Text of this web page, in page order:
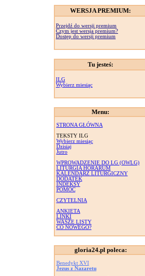
WERSJA PREMIUM:
Przejdź do wersji premium
Czym jest wersja premium?
Dostęp do wersji premium
Tu jesteś:
ILG
Wybierz miesiąc
Menu:
STRONA GŁÓWNA
TEKSTY ILG
Wybierz miesiąc
Dzisiaj
Jutro
WPROWADZENIE DO LG (OWLG)
LITURGIA HORARUM
KALENDARZ LITURGICZNY
DODATEK
INDEKSY
POMOC
CZYTELNIA
ANKIETA
LINKI
WASZE LISTY
CO NOWEGO?
gloria24.pl poleca:
Benedykt XVI
Jezus z Nazaretu